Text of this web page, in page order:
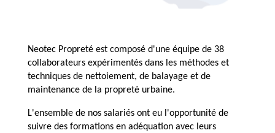
Neotec Propreté est composé d'une équipe de 38
collaborateurs expérimentés dans les méthodes et
techniques de nettoiement, de balayage et de
maintenance de la propreté urbaine.
L'ensemble de nos salariés ont eu l'opportunité de
suivre des formations en adéquation avec leurs